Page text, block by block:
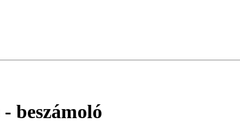
- beszámoló